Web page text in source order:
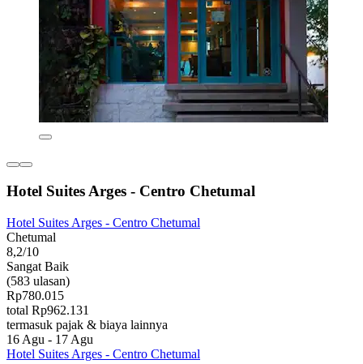
Hotel Suites Arges - Centro Chetumal
Hotel Suites Arges - Centro Chetumal
Chetumal
8,2/10
Sangat Baik
(583 ulasan)
Rp780.015
total Rp962.131
termasuk pajak & biaya lainnya
16 Agu - 17 Agu
Hotel Suites Arges - Centro Chetumal